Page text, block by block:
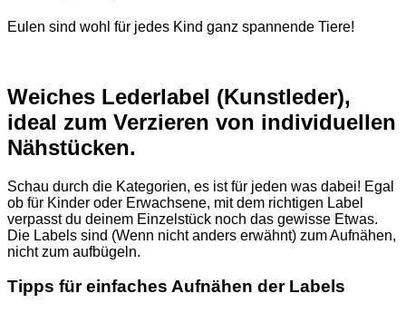
Eulen sind wohl für jedes Kind ganz spannende Tiere!
Weiches Lederlabel (Kunstleder),
ideal zum Verzieren von individuellen
Nähstücken.
Schau durch die Kategorien, es ist für jeden was dabei! Egal
ob für Kinder oder Erwachsene, mit dem richtigen Label
verpasst du deinem Einzelstück noch das gewisse Etwas.
Die Labels sind (Wenn nicht anders erwähnt) zum Aufnähen,
nicht zum aufbügeln.
Tipps für einfaches Aufnähen der Labels